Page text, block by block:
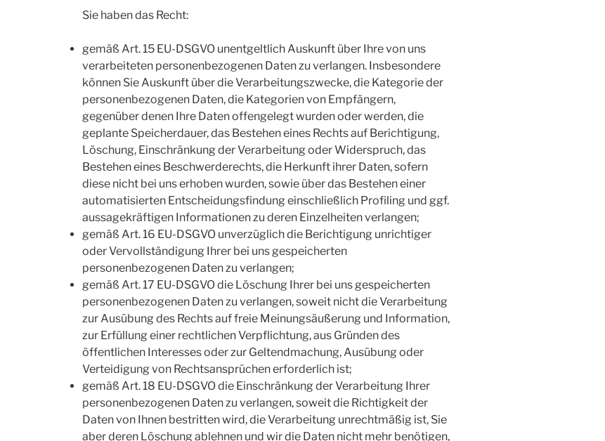
Sie haben das Recht:
gemäß Art. 15 EU-DSGVO unentgeltlich Auskunft über Ihre von uns
verarbeiteten personenbezogenen Daten zu verlangen. Insbesondere
können Sie Auskunft über die Verarbeitungszwecke, die Kategorie der
personenbezogenen Daten, die Kategorien von Empfängern,
gegenüber denen Ihre Daten offengelegt wurden oder werden, die
geplante Speicherdauer, das Bestehen eines Rechts auf Berichtigung,
Löschung, Einschränkung der Verarbeitung oder Widerspruch, das
Bestehen eines Beschwerderechts, die Herkunft ihrer Daten, sofern
diese nicht bei uns erhoben wurden, sowie über das Bestehen einer
automatisierten Entscheidungsfindung einschließlich Profiling und ggf.
aussagekräftigen Informationen zu deren Einzelheiten verlangen;
gemäß Art. 16 EU-DSGVO unverzüglich die Berichtigung unrichtiger
oder Vervollständigung Ihrer bei uns gespeicherten
personenbezogenen Daten zu verlangen;
gemäß Art. 17 EU-DSGVO die Löschung Ihrer bei uns gespeicherten
personenbezogenen Daten zu verlangen, soweit nicht die Verarbeitung
zur Ausübung des Rechts auf freie Meinungsäußerung und Information,
zur Erfüllung einer rechtlichen Verpflichtung, aus Gründen des
öffentlichen Interesses oder zur Geltendmachung, Ausübung oder
Verteidigung von Rechtsansprüchen erforderlich ist;
gemäß Art. 18 EU-DSGVO die Einschränkung der Verarbeitung Ihrer
personenbezogenen Daten zu verlangen, soweit die Richtigkeit der
Daten von Ihnen bestritten wird, die Verarbeitung unrechtmäßig ist, Sie
aber deren Löschung ablehnen und wir die Daten nicht mehr benötigen,